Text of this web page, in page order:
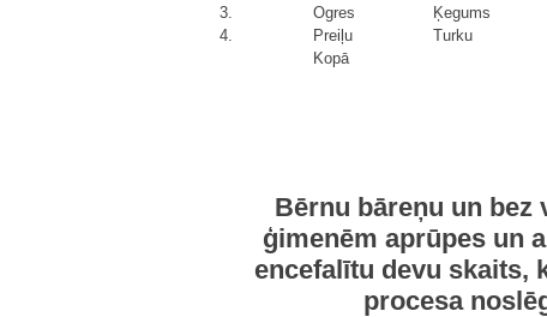
3.
Ogres Ķegums
4.
Preiļu Turku
Kopā
Bērnu bāreņu un bez
ģimenēm aprūpes un
encefalītu devu skaits,
procesa